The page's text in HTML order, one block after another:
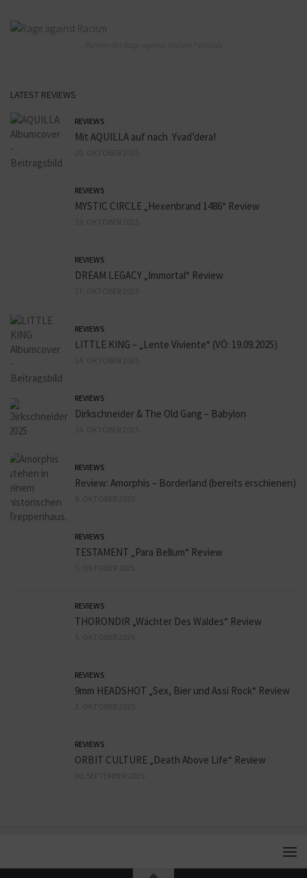
LATEST REVIEWS
REVIEWS
Mit AQUILLA auf nach Yvad’dera!
REVIEWS
MYSTIC CIRCLE „Hexenbrand 1486“ Review
REVIEWS
DREAM LEGACY „Immortal“ Review
REVIEWS
LITTLE KING – „Lente Viviente“ (VÖ: 19.09.2025)
REVIEWS
Dirkschneider & The Old Gang – Babylon
REVIEWS
Review: Amorphis – Borderland (bereits erschienen)
REVIEWS
TESTAMENT „Para Bellum“ Review
REVIEWS
THORONDIR „Wächter Des Waldes“ Review
REVIEWS
9mm HEADSHOT „Sex, Bier und Assi Rock“ Review
REVIEWS
ORBIT CULTURE „Death Above Life“ Review